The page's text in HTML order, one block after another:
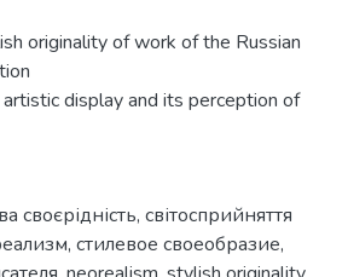
originality of work of the Russian
display and its perception of
своєрідність, світосприйняття
, стилевое своеобразие,